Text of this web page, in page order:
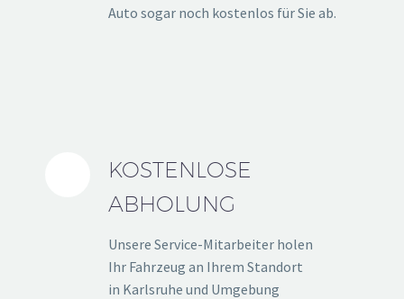
Auto sogar noch kostenlos für Sie ab.
KOSTENLOSE
ABHOLUNG
Unsere Service-Mitarbeiter holen
Ihr Fahrzeug an Ihrem Standort
in Karlsruhe und Umgebung